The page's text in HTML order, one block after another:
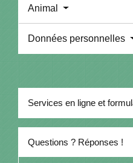
Animal
Données personnelles
Services en ligne et
Questions ? Réponses !